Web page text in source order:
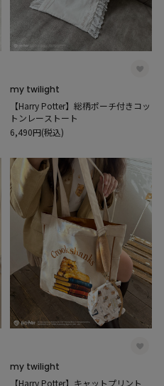
my twilight
【Harry Potter】総柄ポーチ付きコッ
トンレーストート
6,490円(税込)
my twilight
【Harry Potter】キャットプリント